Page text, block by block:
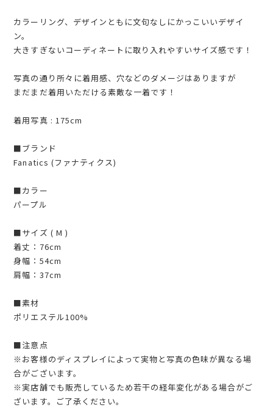
カラーリング、デザインともに文句なしにかっこいいデザイ
ン。
大きすぎないコーディネートに取り入れやすいサイズ感です！
写真の通り所々に着用感、穴などのダメージはありますが
まだまだ着用いただける素敵な一着です！
着用写真 : 175cm
■ブランド
Fanatics (ファナティクス)
■カラー
パープル
■サイズ ( M )
着丈：76cm
身幅：54cm
肩幅：37cm
■素材
ポリエステル100%
■注意点
※お客様のディスプレイによって実物と写真の色味が異なる場
合がございます。
※実店舗でも販売しているため若干の経年変化がある場合がご
ざいます。ご了承ください。